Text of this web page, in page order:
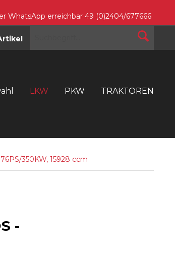
WhatsApp erreichbar 49 (0)2404/677666
LKW PKW TRAKTOREN
350KW, 15928 ccm
-